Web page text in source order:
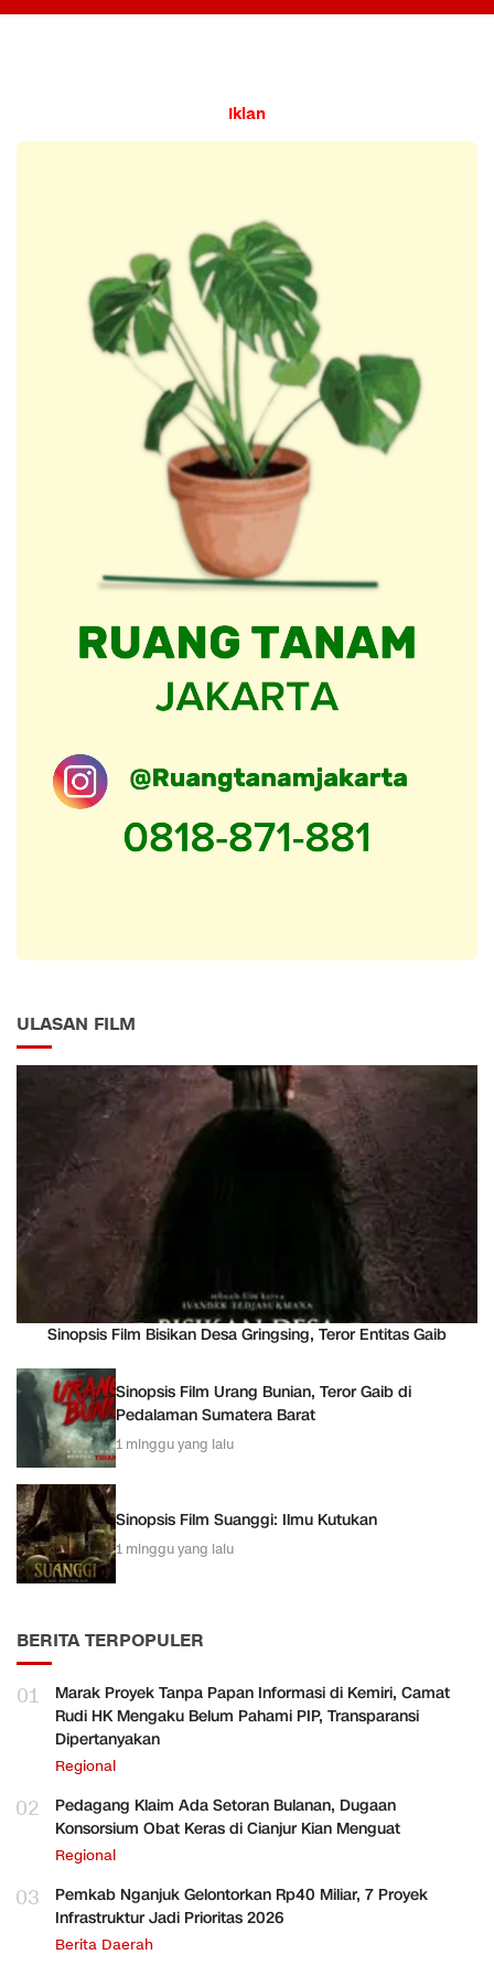
Iklan
ULASAN FILM
Sinopsis Film Bisikan Desa Gringsing, Teror Entitas Gaib
Sinopsis Film Urang Bunian, Teror Gaib di
Pedalaman Sumatera Barat
1 minggu yang lalu
Sinopsis Film Suanggi: Ilmu Kutukan
1 minggu yang lalu
BERITA TERPOPULER
01
Marak Proyek Tanpa Papan Informasi di Kemiri, Camat
Rudi HK Mengaku Belum Pahami PIP, Transparansi
Dipertanyakan
Regional
02
Pedagang Klaim Ada Setoran Bulanan, Dugaan
Konsorsium Obat Keras di Cianjur Kian Menguat
Regional
03
Pemkab Nganjuk Gelontorkan Rp40 Miliar, 7 Proyek
Infrastruktur Jadi Prioritas 2026
Berita Daerah